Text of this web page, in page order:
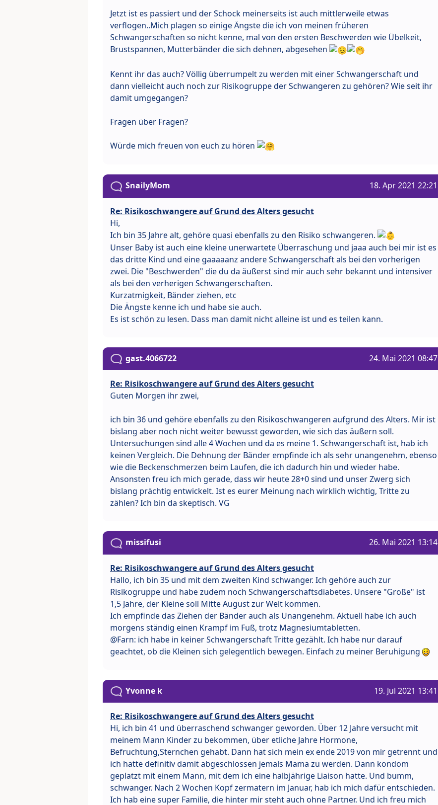
Jetzt ist es passiert und der Schock meinerseits ist auch mittlerweile etwas
verflogen..Mich plagen so einige Ängste die ich von meinen früheren
Schwangerschaften so nicht kenne, mal von den ersten Beschwerden wie Übelkeit,
Brustspannen, Mutterbänder die sich dehnen, abgesehen
Kennt ihr das auch? Völlig überrumpelt zu werden mit einer Schwangerschaft und
dann vielleicht auch noch zur Risikogruppe der Schwangeren zu gehören? Wie seit ihr
damit umgegangen?
Fragen über Fragen?
Würde mich freuen von euch zu hören
SnailyMom 18. Apr 2021 22:21
Re: Risikoschwangere auf Grund des Alters gesucht
Hi,
Ich bin 35 Jahre alt, gehöre quasi ebenfalls zu den Risiko schwangeren.
Unser Baby ist auch eine kleine unerwartete Überraschung und jaaa auch bei mir ist es
das dritte Kind und eine gaaaaanz andere Schwangerschaft als bei den vorherigen
zwei. Die "Beschwerden" die du da äußerst sind mir auch sehr bekannt und intensiver
als bei den verherigen Schwangerschaften.
Kurzatmigkeit, Bänder ziehen, etc
Die Ängste kenne ich und habe sie auch.
Es ist schön zu lesen. Dass man damit nicht alleine ist und es teilen kann.
gast.4066722 24. Mai 2021 08:47
Re: Risikoschwangere auf Grund des Alters gesucht
Guten Morgen ihr zwei,
ich bin 36 und gehöre ebenfalls zu den Risikoschwangeren aufgrund des Alters. Mir ist
bislang aber noch nicht weiter bewusst geworden, wie sich das äußern soll.
Untersuchungen sind alle 4 Wochen und da es meine 1. Schwangerschaft ist, hab ich
keinen Vergleich. Die Dehnung der Bänder empfinde ich als sehr unangenehm, ebenso
wie die Beckenschmerzen beim Laufen, die ich dadurch hin und wieder habe.
Ansonsten freu ich mich gerade, dass wir heute 28+0 sind und unser Zwerg sich
bislang prächtig entwickelt. Ist es eurer Meinung nach wirklich wichtig, Tritte zu
zählen? Ich bin da skeptisch. VG
missifusi 26. Mai 2021 13:14
Re: Risikoschwangere auf Grund des Alters gesucht
Hallo, ich bin 35 und mit dem zweiten Kind schwanger. Ich gehöre auch zur
Risikogruppe und habe zudem noch Schwangerschaftsdiabetes. Unsere "Große" ist
1,5 Jahre, der Kleine soll Mitte August zur Welt kommen.
Ich empfinde das Ziehen der Bänder auch als Unangenehm. Aktuell habe ich auch
morgens ständig einen Krampf im Fuß, trotz Magnesiumtabletten.
@Farn: ich habe in keiner Schwangerschaft Tritte gezählt. Ich habe nur darauf
geachtet, ob die Kleinen sich gelegentlich bewegen. Einfach zu meiner Beruhigung
Yvonne k 19. Jul 2021 13:41
Re: Risikoschwangere auf Grund des Alters gesucht
Hi, ich bin 41 und überraschend schwanger geworden. Über 12 Jahre versucht mit
meinem Mann Kinder zu bekommen, über etliche Jahre Hormone,
Befruchtung,Sternchen gehabt. Dann hat sich mein ex ende 2019 von mir getrennt und
ich hatte definitiv damit abgeschlossen jemals Mama zu werden. Dann kondom
geplatzt mit einem Mann, mit dem ich eine halbjährige Liaison hatte. Und bumm,
schwanger. Nach 2 Wochen Kopf zermatern im Januar, hab ich mich dafür entschieden.
Ich hab eine super Familie, die hinter mir steht auch ohne Partner. Und ich freu mich